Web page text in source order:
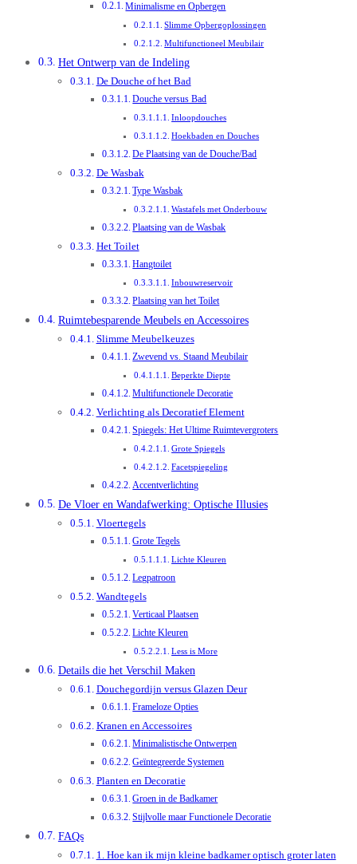
Minimalisme en Opbergen
Slimme Opbergoplossingen
Multifunctioneel Meubilair
Het Ontwerp van de Indeling
De Douche of het Bad
Douche versus Bad
Inloopdouches
Hoekbaden en Douches
De Plaatsing van de Douche/Bad
De Wasbak
Type Wasbak
Wastafels met Onderbouw
Plaatsing van de Wasbak
Het Toilet
Hangtoilet
Inbouwreservoir
Plaatsing van het Toilet
Ruimtebesparende Meubels en Accessoires
Slimme Meubelkeuzes
Zwevend vs. Staand Meubilair
Beperkte Diepte
Multifunctionele Decoratie
Verlichting als Decoratief Element
Spiegels: Het Ultime Ruimtevergroters
Grote Spiegels
Facetspiegeling
Accentverlichting
De Vloer en Wandafwerking: Optische Illusies
Vloertegels
Grote Tegels
Lichte Kleuren
Legpatroon
Wandtegels
Verticaal Plaatsen
Lichte Kleuren
Less is More
Details die het Verschil Maken
Douchegordijn versus Glazen Deur
Frameloze Opties
Kranen en Accessoires
Minimalistische Ontwerpen
Geïntegreerde Systemen
Planten en Decoratie
Groen in de Badkamer
Stijlvolle maar Functionele Decoratie
FAQs
1. Hoe kan ik mijn kleine badkamer optisch groter laten